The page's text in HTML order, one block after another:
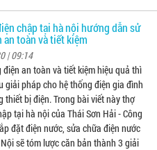
chập tại hà nội hướng dẫn sử
an toàn và tiết kiệm
| 09:14
điện an toàn và tiết kiệm hiệu quả thì
giải pháp cho hệ thống điện gia đình
thiết bị điện. Trong bài viết này thợ
tại hà nội của Thái Sơn Hải - Công
đặt điện nước, sửa chữa điện nước
sẽ tóm lược căn bản thành 3 giải